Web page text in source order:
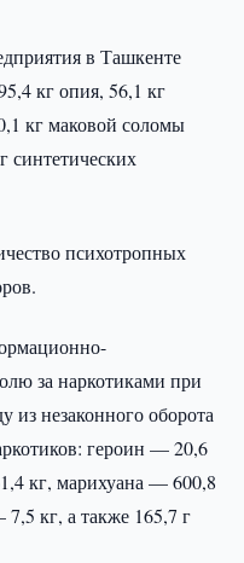
в Ташкенте
кг опия, 56,1 кг
кг маковой соломы
синтетических
психотропных
за наркотиками при
из незаконного оборота
героин — 20,6
кг, марихуана — 600,8
кг, а также 165,7 г